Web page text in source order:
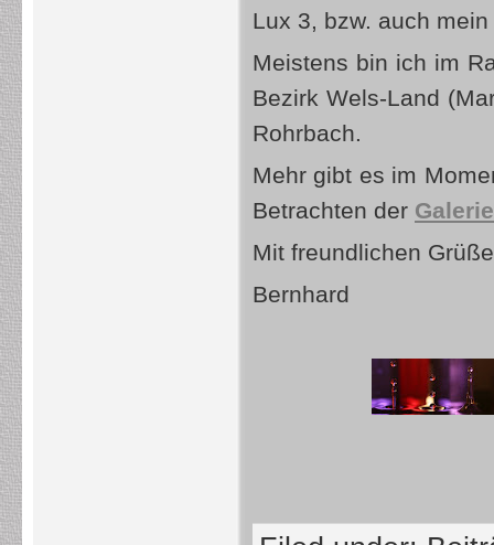
Lux 3, bzw. auch
Meistens bin ich im
Bezirk Wels-Land
Rohrbach.
Mehr gibt es im
Betrachten der Galerie
Mit freundlichen
Bernhard